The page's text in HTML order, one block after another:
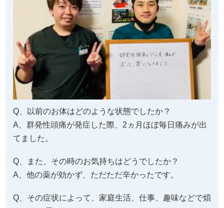
Q、以前のお体はどのような状態でしたか？
A、群発性頭痛が発症した際、2ヵ月ほぼ毎日痛みが出
てました。
Q、また、その時のお気持ちはどうでしたか？
A、他の薬が効かず、ただただ辛かったです。
Q、その症状によって、家庭生活、仕事、趣味などで煩
わしいと思っていることは何でしたか？
て、迷惑をかけてしまってると感じてました。趣味の
テニスも頭痛のせいで休んでました。
Q、それに対して何か対処はしましたか？その効果のほ